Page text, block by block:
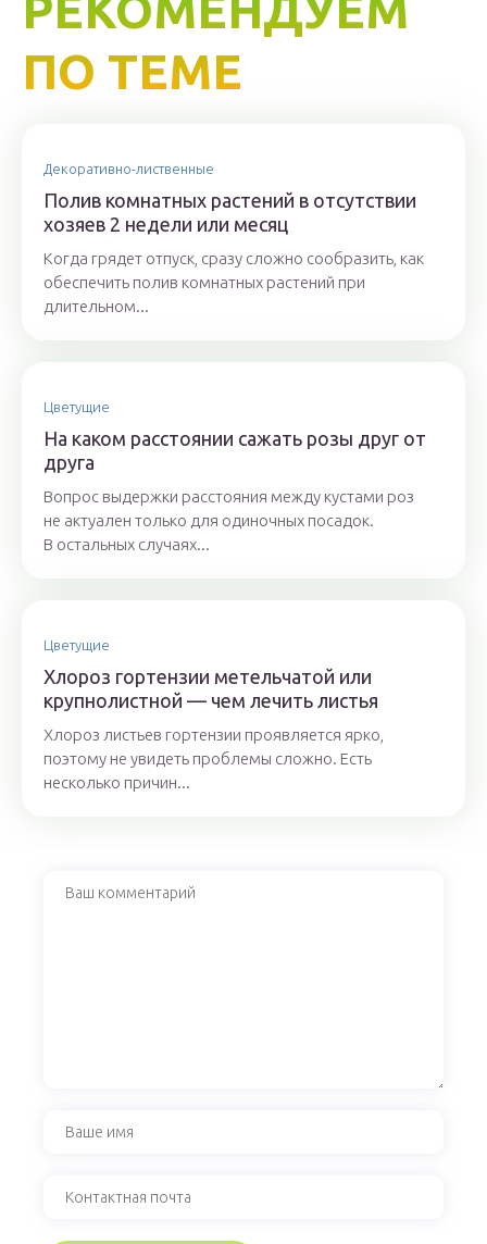
ПО ТЕМЕ
Декоративно-лиственные
Полив комнатных растений в отсутствии
хозяев 2 недели или месяц
Когда грядет отпуск, сразу сложно сообразить, как
обеспечить полив комнатных растений при
длительном...
Цветущие
На каком расстоянии сажать розы друг от
друга
Вопрос выдержки расстояния между кустами роз
не актуален только для одиночных посадок.
В остальных случаях...
Цветущие
Хлороз гортензии метельчатой или
крупнолистной — чем лечить листья
Хлороз листьев гортензии проявляется ярко,
поэтому не увидеть проблемы сложно. Есть
несколько причин...